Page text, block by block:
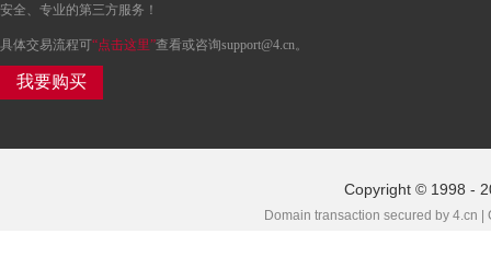
安全、专业的第三方服务！
具体交易流程可“点击这里”查看或咨询support@4.cn。
我要购买
Copyright © 1998 -
Domain transaction secured by 4.cn